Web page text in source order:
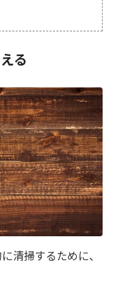
る
清掃するために、